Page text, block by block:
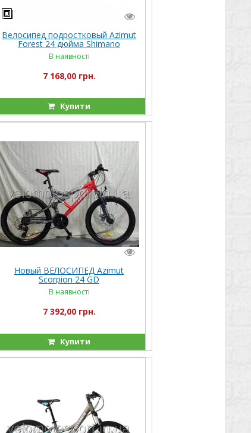
Велосипед подростковый Azimut
Forest 24 дюйма Shimano
В наявності
7 168,00 грн.
Купити
Новый ВЕЛОСИПЕД Azimut
Scorpion 24 GD
В наявності
7 392,00 грн.
Купити